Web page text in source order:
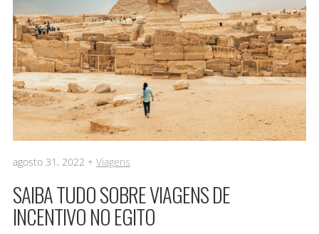
agosto 31, 2022 + Viagens
SAIBA TUDO SOBRE VIAGENS DE
INCENTIVO NO EGITO